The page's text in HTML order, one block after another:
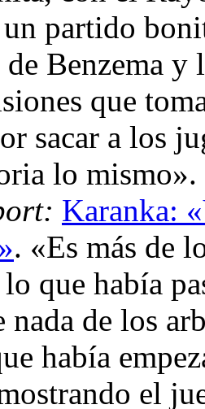
partido
de Benzema
que
sacar a los
lo
Karanka:
. «Es más de
que había
nada de los
había
el